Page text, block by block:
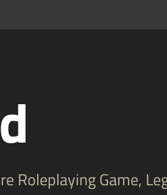
Roleplaying Game,